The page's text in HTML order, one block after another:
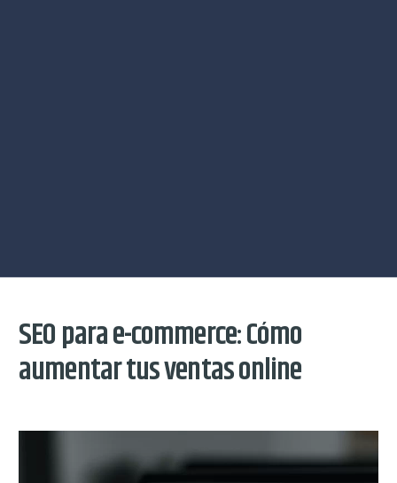
SEO para e-commerce: Cómo
aumentar tus ventas online